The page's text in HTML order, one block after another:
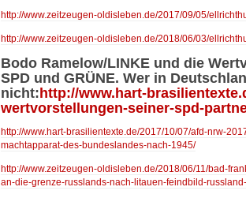
http://www.zeitzeugen-oldisleben.de/2017/09/05/
http://www.zeitzeugen-oldisleben.de/2018/06/03/
Bodo Ramelow/LINKE und die
SPD und GRÜNE. Wer in
nicht: http://www.hart-
wertvorstellungen-seiner-spd-
http://www.hart-brasilientexte.de/2017/10/07/afd-nrw-
machtapparat-des-bundeslandes-nach-1945/
http://www.zeitzeugen-oldisleben.de/2018/06/11/bad-
an-die-grenze-russlands-nach-litauen-feindbild-